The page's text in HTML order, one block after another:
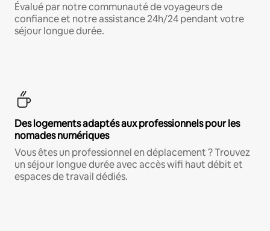
Évalué par notre communauté de voyageurs de
confiance et notre assistance 24h/24 pendant votre
séjour longue durée.
Des logements adaptés aux professionnels pour les
nomades numériques
Vous êtes un professionnel en déplacement ? Trouvez
un séjour longue durée avec accès wifi haut débit et
espaces de travail dédiés.